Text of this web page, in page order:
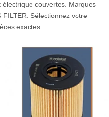
électrique couvertes. Marques
Sélectionnez votre
exactes.